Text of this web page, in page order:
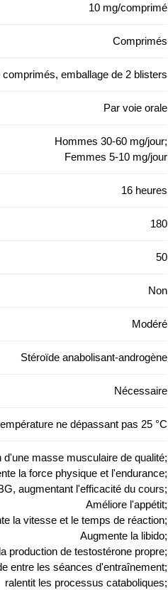
10 mg/comprimé
Comprimés
comprimés, emballage de 2 blisters
Par voie orale
Hommes 30-60 mg/jour;
Femmes 5-10 mg/jour
16 heures
180
50
Non
Modéré
Stéroïde anabolisant-androgène
Nécessaire
ne dépassant pas 25 °C
d'une masse musculaire de qualité;
la force physique et l'endurance;
augmentant l'efficacité du cours;
Améliore l'appétit;
la vitesse et le temps de réaction;
Augmente la libido;
production de testostérone propre;
entre les séances d'entraînement;
ralentit les processus cataboliques;